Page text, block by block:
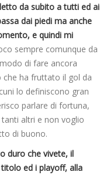
da subito a tutti ed ai
dai piedi ma anche
e quindi mi
sempre comunque da
di fare ancora
ha fruttato il gol da
lo definiscono gran
parlare di fortuna,
altri e non voglio
di buono.
duro che vivete, il
ed i playoff, alla